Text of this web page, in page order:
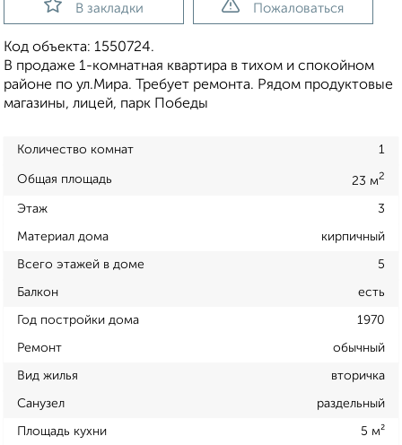
В закладки Пожаловаться
Код объекта: 1550724.
В продаже 1-комнатная квартира в тихом и спокойном
районе по ул.Мира. Требует ремонта. Рядом продуктовые
магазины, лицей, парк Победы
Количество комнат 1
Общая площадь 23 м2
Этаж 3
Материал дома кирпичный
Всего этажей в доме 5
Балкон есть
Год постройки дома 1970
Ремонт обычный
Вид жилья вторичка
Санузел раздельный
Площадь кухни 5 м²